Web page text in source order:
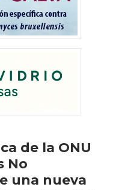
de la ONU
No
una nueva